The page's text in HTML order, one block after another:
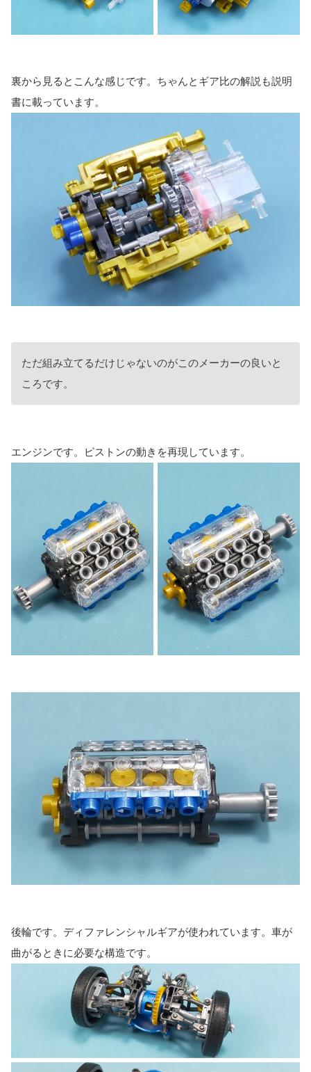
裏から見るとこんな感じです。ちゃんとギア比の解説も説明
書に載っています。
ただ組み立てるだけじゃないのがこのメーカーの良いと
ころです。
エンジンです。ピストンの動きを再現しています。
後輪です。ディファレンシャルギアが使われています。車が
曲がるときに必要な構造です。